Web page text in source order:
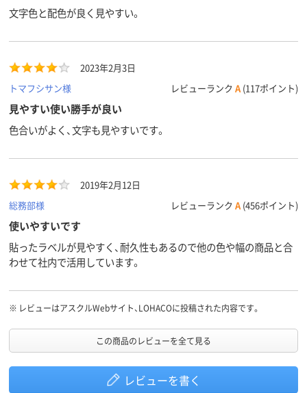
文字色と配色が良く見やすい。
2023年2月3日
トマフシサン様
レビューランク A (117ポイント)
見やすい使い勝手が良い
色合いがよく、文字も見やすいです。
2019年2月12日
総務部様
レビューランク A (456ポイント)
使いやすいです
貼ったラベルが見やすく、耐久性もあるので他の色や幅の商品と合
わせて社内で活用しています。
※ レビューはアスクルWebサイト、LOHACOに投稿された内容です。
この商品のレビューを全て見る
レビューを書く